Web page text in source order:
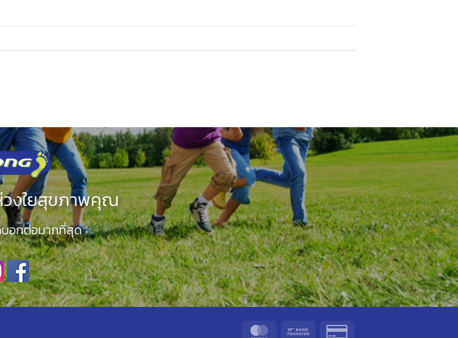
งใยสุขภาพคุณ
อกต่อมากที่สุด
MasterCard Bank